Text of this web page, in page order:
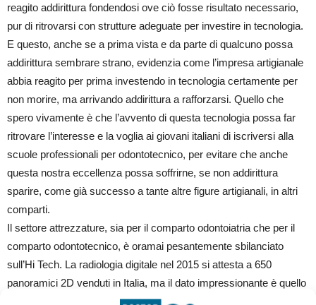
reagito addirittura fondendosi ove ciò fosse risultato necessario,
pur di ritrovarsi con strutture adeguate per investire in tecnologia.
E questo, anche se a prima vista e da parte di qualcuno possa
addirittura sembrare strano, evidenzia come l’impresa artigianale
abbia reagito per prima investendo in tecnologia certamente per
non morire, ma arrivando addirittura a rafforzarsi. Quello che
spero vivamente è che l’avvento di questa tecnologia possa far
ritrovare l’interesse e la voglia ai giovani italiani di iscriversi alla
scuole professionali per odontotecnico, per evitare che anche
questa nostra eccellenza possa soffrirne, se non addirittura
sparire, come già successo a tante altre figure artigianali, in altri
comparti.
Il settore attrezzature, sia per il comparto odontoiatria che per il
comparto odontotecnico, è oramai pesantemente sbilanciato
sull’Hi Tech. La radiologia digitale nel 2015 si attesta a 650
panoramici 2D venduti in Italia, ma il dato impressionante è quello
sui 600 pezzi delle CBCT 3D. Quest’ultimo era per tutti